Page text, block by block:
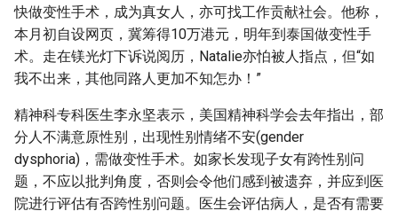
快做变性手术，成为真女人，亦可找工作贡献社会。他称，
本月初自设网页，冀筹得10万港元，明年到泰国做变性手
术。走在镁光灯下诉说阅历，Natalie亦怕被人指点，但“如
我不出来，其他同路人更加不知怎办！”
精神科专科医生李永坚表示，美国精神科学会去年指出，部
分人不满意原性别，出现性别情绪不安(gender
dysphoria)，需做变性手术。如家长发现子女有跨性别问
题，不应以批判角度，否则会令他们感到被遗弃，并应到医
院进行评估有否跨性别问题。医生会评估病人，是否有需要